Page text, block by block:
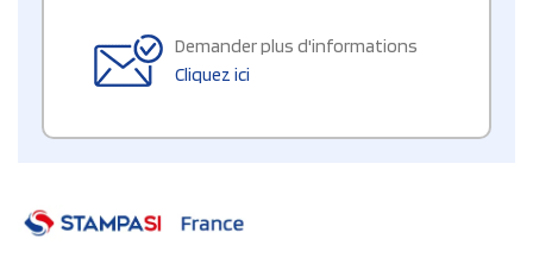
Demander plus d'informations
Cliquez ici